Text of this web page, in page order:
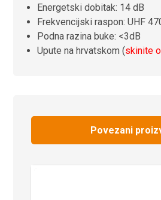
Energetski dobitak: 14 dB
Frekvencijski raspon: UHF
Podna razina buke: <3dB
Upute na hrvatskom(skinite
Povezani